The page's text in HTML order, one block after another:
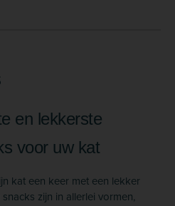
en lekkerste
voor uw kat
kat een keer met een lekker
zijn in allerlei vormen,